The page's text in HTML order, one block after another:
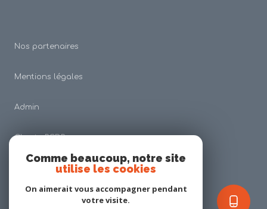
Nos partenaires
Mentions légales
Admin
Charte RGDP
Nos honoraires
Comme beaucoup, notre site
utilise les cookies
On aimerait vous accompagner pendant
votre visite.